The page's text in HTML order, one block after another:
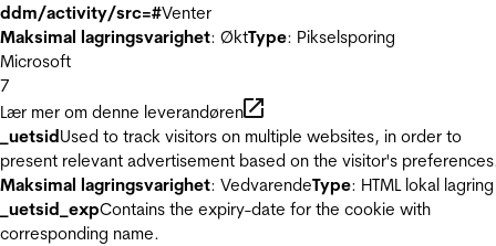
ddm/activity/src=#Venter
Maksimal lagringsvarighet: ØktType: Pikselsporing
Microsoft
7
Lær mer om denne leverandøren
_uetsidUsed to track visitors on multiple websites, in order to
present relevant advertisement based on the visitor's
Maksimal lagringsvarighet: VedvarendeType: HTML lokal lagring
_uetsid_expContains the expiry-date for the cookie with
corresponding name.